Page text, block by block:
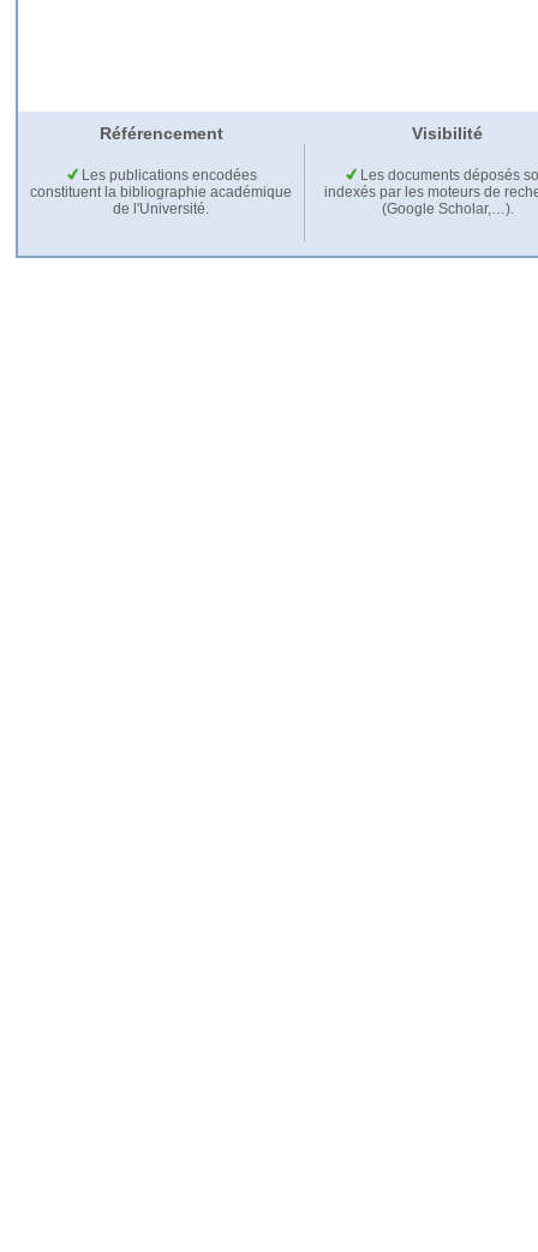
Référencement Visibilité
Les publications encodées
constituent la bibliographie académique
de l'Université.
Les documents déposés
indexés par les moteurs de
(Google Scholar,…).